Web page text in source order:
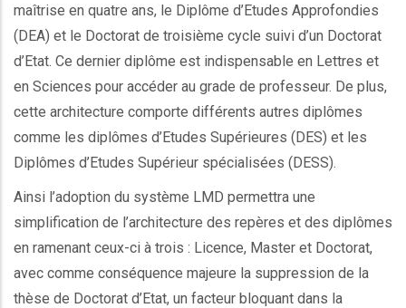
maîtrise en quatre ans, le Diplôme d’Etudes Approfondies
(DEA) et le Doctorat de troisième cycle suivi d’un Doctorat
d’Etat. Ce dernier diplôme est indispensable en Lettres et
en Sciences pour accéder au grade de professeur. De plus,
cette architecture comporte différents autres diplômes
comme les diplômes d’Etudes Supérieures (DES) et les
Diplômes d’Etudes Supérieur spécialisées (DESS).
Ainsi l’adoption du système LMD permettra une
simplification de l’architecture des repères et des diplômes
en ramenant ceux-ci à trois : Licence, Master et Doctorat,
avec comme conséquence majeure la suppression de la
thèse de Doctorat d’Etat, un facteur bloquant dans la